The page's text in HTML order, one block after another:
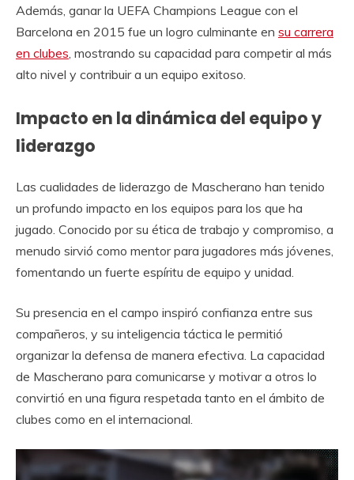
Además, ganar la UEFA Champions League con el
Barcelona en 2015 fue un logro culminante en su carrera
en clubes, mostrando su capacidad para competir al más
alto nivel y contribuir a un equipo exitoso.
Impacto en la dinámica del equipo y
liderazgo
Las cualidades de liderazgo de Mascherano han tenido
un profundo impacto en los equipos para los que ha
jugado. Conocido por su ética de trabajo y compromiso, a
menudo sirvió como mentor para jugadores más jóvenes,
fomentando un fuerte espíritu de equipo y unidad.
Su presencia en el campo inspiró confianza entre sus
compañeros, y su inteligencia táctica le permitió
organizar la defensa de manera efectiva. La capacidad
de Mascherano para comunicarse y motivar a otros lo
convirtió en una figura respetada tanto en el ámbito de
clubes como en el internacional.